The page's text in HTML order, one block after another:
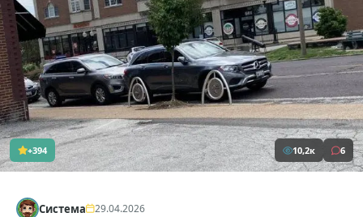
+394 10,2к 6
Система 29.04.2026